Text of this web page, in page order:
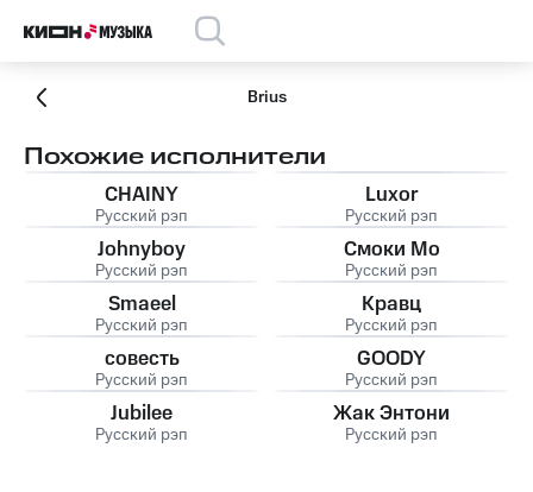
Brius
Похожие исполнители
CHAINY
Русский рэп
Luxor
Русский рэп
Johnyboy
Русский рэп
Смоки Мо
Русский рэп
Smaeel
Русский рэп
Кравц
Русский рэп
совесть
Русский рэп
GOODY
Русский рэп
Jubilee
Русский рэп
Жак Энтони
Русский рэп